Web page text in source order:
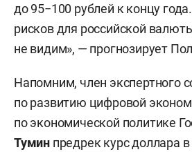
до 95−100 рублей к концу
рисков для российской
не видим», — прогнозирует
Напомним, член экспертного
по развитию цифровой
по экономической политике
Тумин предрек курс доллара